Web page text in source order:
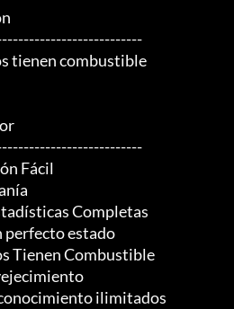
tienen combustible
Fácil
Completas
perfecto estado
Tienen Combustible
ilimitados